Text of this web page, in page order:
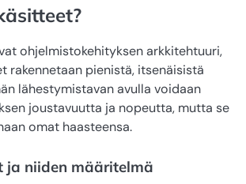
ohjelmistokehityksen arkkitehtuuri,
rakennetaan pienistä, itsenäisistä
lähestymistavan avulla voidaan
joustavuutta ja nopeutta, mutta se
omat haasteensa.
ja niiden määritelmä